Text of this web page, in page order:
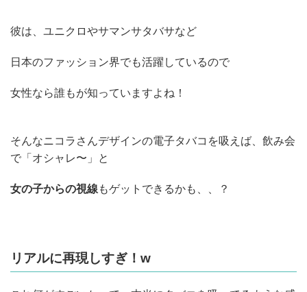
彼は、ユニクロやサマンサタバサなど
日本のファッション界でも活躍しているので
女性なら誰もが知っていますよね！
そんなニコラさんデザインの電子タバコを吸えば、飲み会
で「オシャレ〜」と
女の子からの視線もゲットできるかも、、？
リアルに再現しすぎ！w